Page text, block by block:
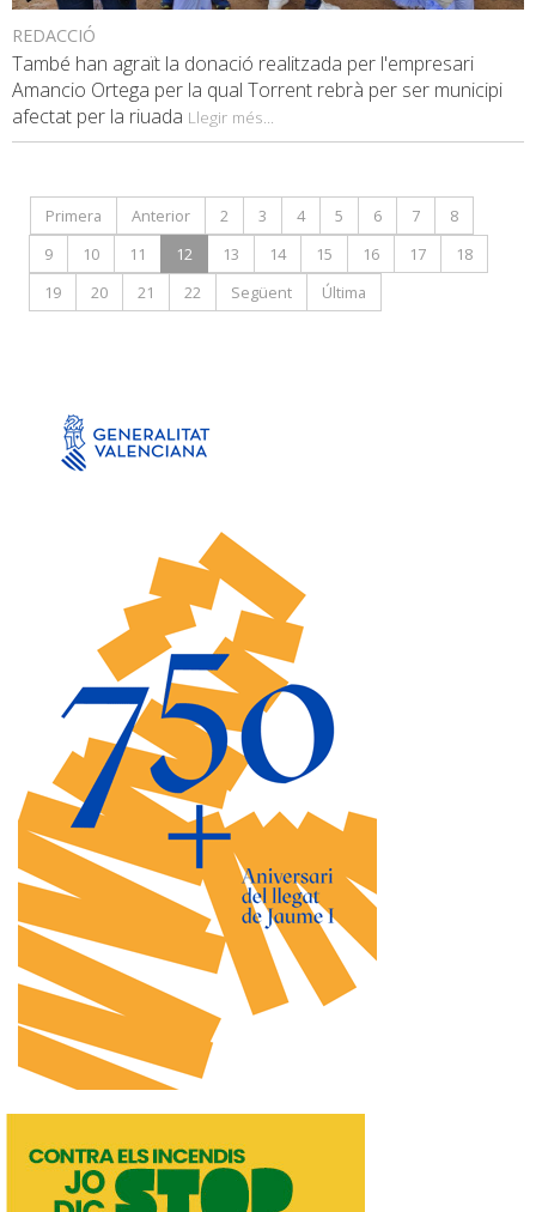
REDACCIÓ
També han agraït la donació realitzada per l'empresari
Amancio Ortega per la qual Torrent rebrà per ser municipi
afectat per la riuada Llegir més...
Primera Anterior 2 3 4 5 6 7
8
9
10 11 12 13 14 15 16 17
18
19
20 21 22 Següent Última